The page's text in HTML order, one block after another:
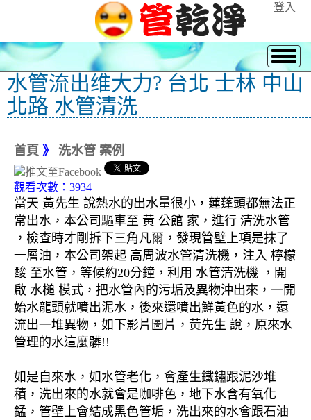
登入
水管流出维大力? 台北 士林 中山
北路 水管清洗
首頁 》 洗水管 案例
觀看次數：3934
當天 黃先生 說熱水的出水量很小，蓮蓬頭都無法正
常出水，本公司驅車至 黃 公館 家，進行 清洗水管
，檢查時才剛拆下三角凡爾，發現管壁上項是抹了
一層油，本公司架起 高周波水管清洗機，注入 檸檬
酸 至水管，等候約20分鐘，利用 水管清洗機 ，開
啟 水槌 模式，把水管內的污垢及異物沖出來，一開
始水龍頭就噴出泥水，後來還噴出鮮黃色的水，還
流出一堆異物，如下影片圖片，黃先生 說，原來水
管理的水這麼髒!!
如是自來水，如水管老化，會產生鐵鏽跟泥沙堆
積，洗出來的水就會是咖啡色，地下水含有氧化
錳，管壁上會結成黑色管垢，洗出來的水會跟石油